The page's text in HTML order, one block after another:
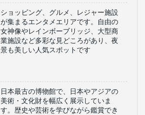
ショッピング、グルメ、レジャー施設
が集まるエンタメエリアです。自由の
女神像やレインボーブリッジ、大型商
業施設など多彩な見どころがあり、夜
景も美しい人気スポットです
日本最古の博物館で、日本やアジアの
美術・文化財を幅広く展示していま
す。歴史や芸術を学びながら鑑賞でき